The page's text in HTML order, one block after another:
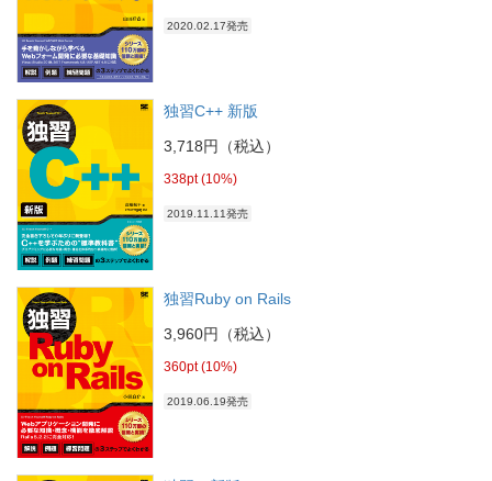
2020.02.17発売
独習C++ 新版
3,718円（税込）
338pt (10%)
2019.11.11発売
独習Ruby on Rails
3,960円（税込）
360pt (10%)
2019.06.19発売